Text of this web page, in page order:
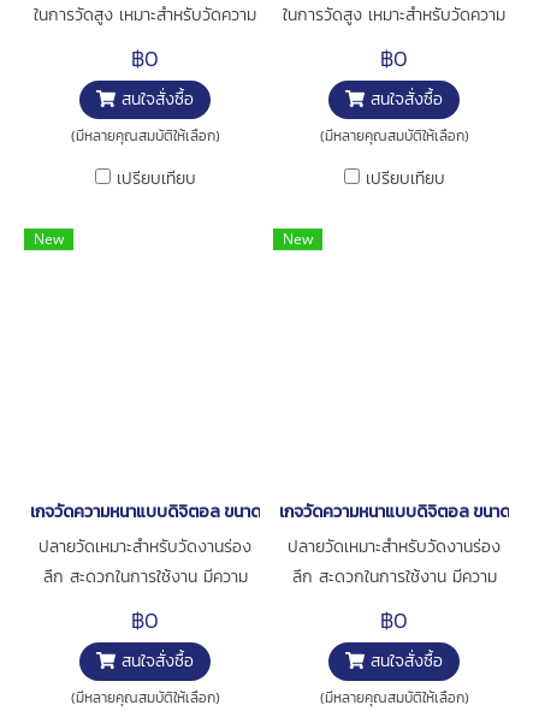
ในการวัดสูง เหมาะสำหรับวัดความ
หนาของท่อ การใช้งาน : สำหรับวัด
ความหนาชิ้นงาน
฿0
สนใจสั่งซื้อ
(มีหลายคุณสมบัติให้เลือก)
เปรียบเทียบ
ในการวัดสูง เหมาะสำหรับวัดความ
หนาของท่อ การใช้งาน : สำหรับวัด
ความหนาชิ้นงาน
฿0
สนใจสั่งซื้อ
(มีหลายคุณสมบัติให้เลือก)
เปรียบเทียบ
New
เกจวัดความหนาแบบดิจิตอล ขนาด 0-12มิล [series 547-516S ]
ปลายวัดเหมาะสำหรับวัดงานร่อง
ลึก สะดวกในการใช้งาน มีความ
แม่นยำในการวัดสูง การใช้งาน :
สำหรับวัดความหนาชิ้นงาน
฿0
สนใจสั่งซื้อ
(มีหลายคุณสมบัติให้เลือก)
New
เกจวัดความหนาแบบดิจิตอล ขนาด
ปลายวัดเหมาะสำหรับวัดงานร่อง
ลึก สะดวกในการใช้งาน มีความ
แม่นยำในการวัดสูง การใช้งาน :
สำหรับวัดความหนาชิ้นงาน
฿0
สนใจสั่งซื้อ
(มีหลายคุณสมบัติให้เลือก)